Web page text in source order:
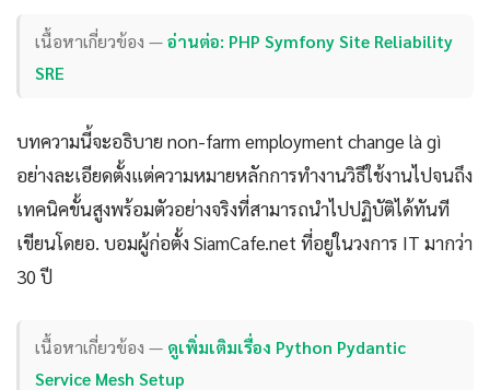
เนื้อหาเกี่ยวข้อง —อ่านต่อ: PHP Symfony Site Reliability
SRE
บทความนี้จะอธิบาย non-farm employment change là gì
อย่างละเอียดตั้งแต่ความหมายหลักการทำงานวิธีใช้งานไปจนถึง
เทคนิคขั้นสูงพร้อมตัวอย่างจริงที่สามารถนำไปปฏิบัติได้ทันที
เขียนโดยอ. บอมผู้ก่อตั้ง SiamCafe.net ที่อยู่ในวงการ IT มากว่า
30 ปี
เนื้อหาเกี่ยวข้อง — ดูเพิ่มเติมเรื่อง Python Pydantic
Service Mesh Setup